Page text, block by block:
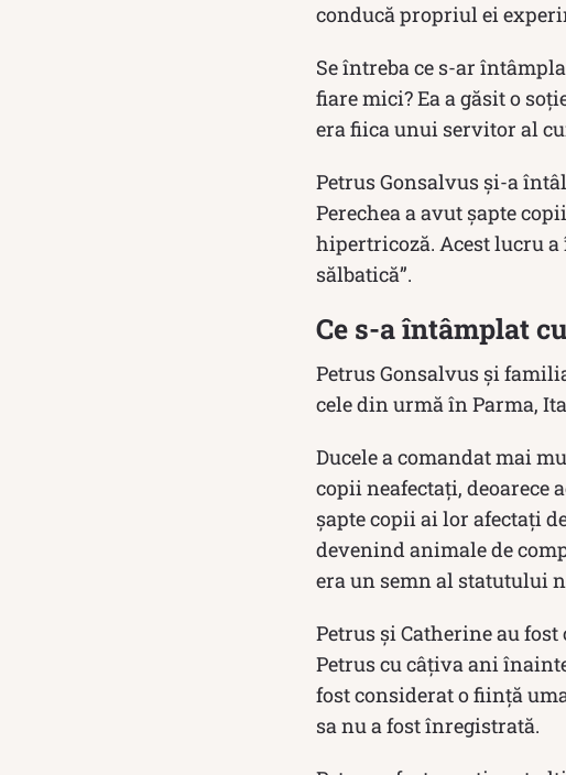
conducă propriul ei
Se întreba ce s-ar
fiare mici? Ea a găsit o
era fiica unui servitor al
Petrus Gonsalvus și-a
Perechea a avut șapte
hipertricoză. Acest lucru a
sălbatică”.
Ce s-a întâmplat
Petrus Gonsalvus și
cele din urmă în Parma,
Ducele a comandat mai
copii neafectați, deoarece
șapte copii ai lor afectați
devenind animale de
era un semn al statutului
Petrus și Catherine au
Petrus cu câțiva ani
fost considerat o ființă
sa nu a fost înregistrată.